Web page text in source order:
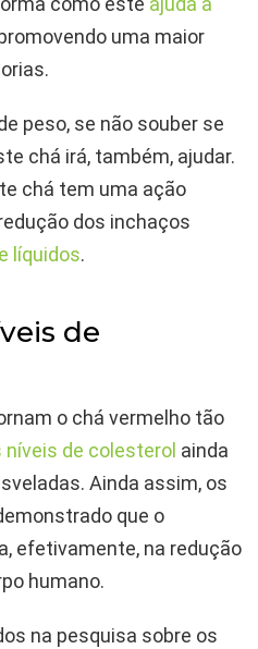
uma maior
peso, se não souber se
chá irá, também, ajudar.
chá tem uma ação
dos inchaços
líquidos.
de
o chá vermelho tão
níveis de colesterol ainda
Ainda assim, os
que o
efetivamente, na redução
humano.
na pesquisa sobre os